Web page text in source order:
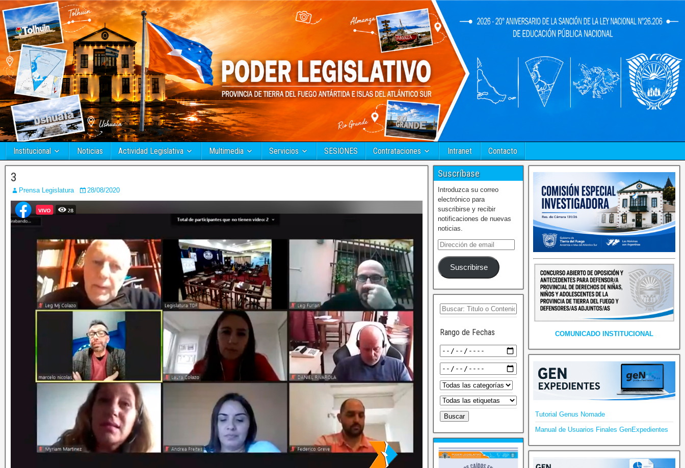
Institucional Noticias Actividad Legislativa Multimedia Servicios SESIONES Contrataciones Intranet Contacto
3
Prensa Legislatura 28/08/2020
Suscríbase
Introduzca su correo
electrónico para
suscribirse y recibir
notificaciones de nuevas
noticias.
Suscribirse
Rango de Fechas COMUNICADO INSTITUCIONAL
Tutorial Genus Nomade
Manual de Usuarios Finales GenExpedientes